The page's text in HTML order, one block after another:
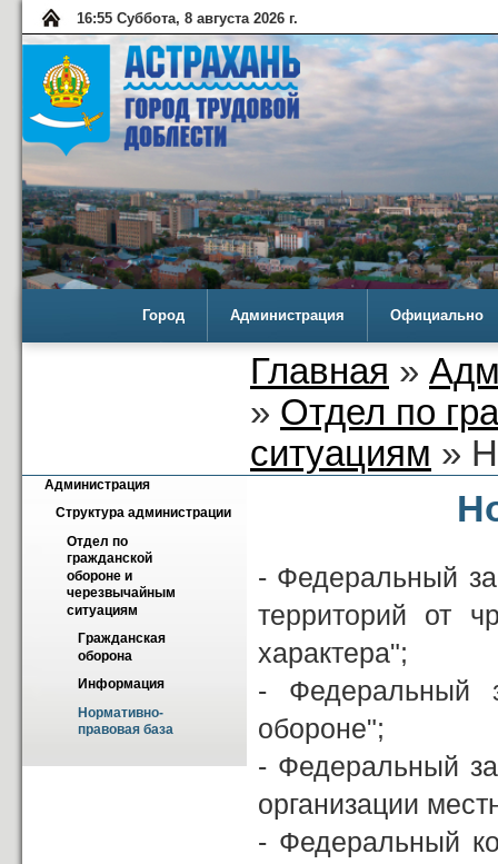
16:55 Суббота, 8 августа 2026 г.
Город Администрация Официально
Главная »
» Отдел по
ситуациям »
Администрация
Структура администрации
Отдел по
гражданской
обороне и
черезвычайным
ситуациям
Гражданская
оборона
Информация
Нормативно-
правовая база
- Федеральный
территорий от
характера";
- Федеральный
обороне";
- Федеральный
организации
- Федеральный